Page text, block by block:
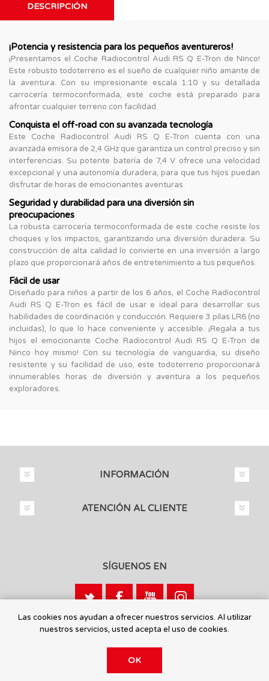
DESCRIPCIÓN
¡Potencia y resistencia para los pequeños aventureros!
¡Presentamos el Coche Radiocontrol Audi RS Q E-Tron de Ninco!
Este robusto todoterreno es el sueño de cualquier niño amante de
la aventura. Con su impresionante escala 1:10 y su detallada
carrocería termoconformada, este coche está preparado para
afrontar cualquier terreno con facilidad.
Conquista el off-road con su avanzada tecnología
Este Coche Radiocontrol Audi RS Q E-Tron cuenta con una
avanzada emisora de 2,4 GHz que garantiza un control preciso y sin
interferencias. Su potente batería de 7,4 V ofrece una velocidad
excepcional y una autonomía duradera, para que tus hijos puedan
disfrutar de horas de emocionantes aventuras.
Seguridad y durabilidad para una diversión sin
preocupaciones
La robusta carrocería termoconformada de este coche resiste los
choques y los impactos, garantizando una diversión duradera. Su
construcción de alta calidad lo convierte en una inversión a largo
plazo que proporcionará años de entretenimiento a tus pequeños.
Fácil de usar
Diseñado para niños a partir de los 6 años, el Coche Radiocontrol
Audi RS Q E-Tron es fácil de usar e ideal para desarrollar sus
habilidades de coordinación y conducción. Requiere 3 pilas LR6 (no
incluidas), lo que lo hace conveniente y accesible. ¡Regala a tus
hijos el emocionante Coche Radiocontrol Audi RS Q E-Tron de
Ninco hoy mismo! Con su tecnología de vanguardia, su diseño
resistente y su facilidad de uso, este todoterreno proporcionará
innumerables horas de diversión y aventura a los pequeños
exploradores.
INFORMACIÓN
ATENCIÓN AL CLIENTE
SÍGUENOS EN
Calle León, 1 - 03440 Ibi, Alicante
Las cookies nos ayudan a ofrecer nuestros servicios. Al utilizar
nuestros servicios, usted acepta el uso de cookies.
OK